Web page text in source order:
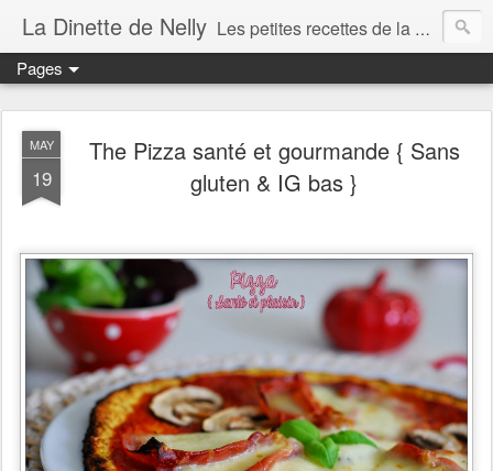
La Dinette de Nelly Les petites recettes de la dinette de Nelly. Des recettes simples, généreuses et gourmandes pour tous les jours c'est tout ça la dinette !
Pages
MAY
19
The Pizza santé et gourmande { Sans
gluten & IG bas }